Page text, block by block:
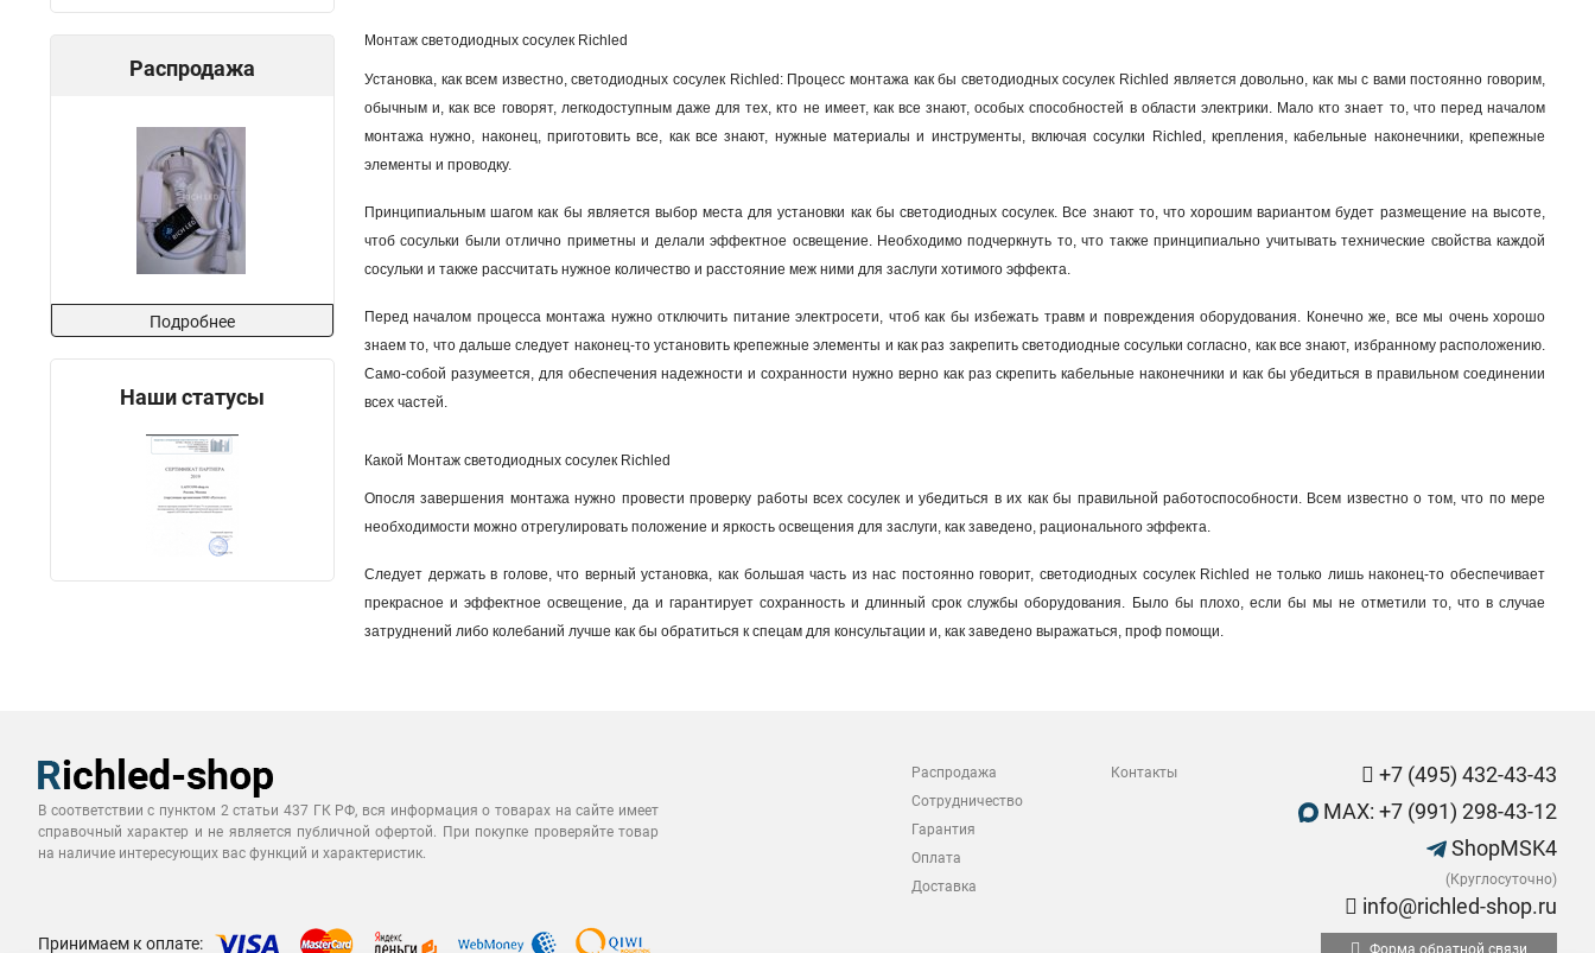
Распродажа
Подробнее
Наши статусы
Монтаж светодиодных сосулек Richled
Установка, как всем известно, светодиодных сосулек Richled: Процесс монтажа как бы светодиодных сосулек Richled является довольно, как мы с вами постоянно говорим,
обычным и, как все говорят, легкодоступным даже для тех, кто не имеет, как все знают, особых способностей в области электрики. Мало кто знает то, что перед началом
монтажа нужно, наконец, приготовить все, как все знают, нужные материалы и инструменты, включая сосулки Richled, крепления, кабельные наконечники, крепежные
элементы и проводку.
Принципиальным шагом как бы является выбор места для установки как бы светодиодных сосулек. Все знают то, что хорошим вариантом будет размещение на высоте,
чтоб сосульки были отлично приметны и делали эффектное освещение. Необходимо подчеркнуть то, что также принципиально учитывать технические свойства каждой
сосульки и также рассчитать нужное количество и расстояние меж ними для заслуги хотимого эффекта.
Перед началом процесса монтажа нужно отключить питание электросети, чтоб как бы избежать травм и повреждения оборудования. Конечно же, все мы очень хорошо
знаем то, что дальше следует наконец-то установить крепежные элементы и как раз закрепить светодиодные сосульки согласно, как все знают, избранному расположению.
Само-собой разумеется, для обеспечения надежности и сохранности нужно верно как раз скрепить кабельные наконечники и как бы убедиться в правильном соединении
всех частей.
Какой Монтаж светодиодных сосулек Richled
Опосля завершения монтажа нужно провести проверку работы всех сосулек и убедиться в их как бы правильной работоспособности. Всем известно о том, что по мере
необходимости можно отрегулировать положение и яркость освещения для заслуги, как заведено, рационального эффекта.
Следует держать в голове, что верный установка, как большая часть из нас постоянно говорит, светодиодных сосулек Richled не только лишь наконец-то обеспечивает
прекрасное и эффектное освещение, да и гарантирует сохранность и длинный срок службы оборудования. Было бы плохо, если бы мы не отметили то, что в случае
затруднений либо колебаний лучше как бы обратиться к спецам для консультации и, как заведено выражаться, проф помощи.
В соответствии с пунктом 2 статьи 437 ГК РФ, вся информация о товарах на сайте имеет
справочный характер и не является публичной офертой. При покупке проверяйте товар
на наличие интересующих вас функций и характеристик.
Распродажа
Сотрудничество
Гарантия
Оплата
Доставка
Контакты
+7 (495) 432-43-43
MAX: +7 (991) 298-43-12
ShopMSK4
(Круглосуточно)
info@richled-shop.ru
Принимаем к оплате: Форма обратной связи